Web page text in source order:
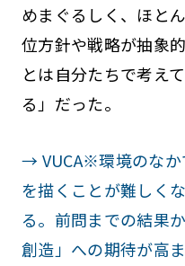
めまぐるしく、ほと
位方針や戦略が抽象
とは自分たちで考え
る」だった。
→ VUCA※環境のなか
を描くことが難しく
る。前問までの結果
創造」への期待が高